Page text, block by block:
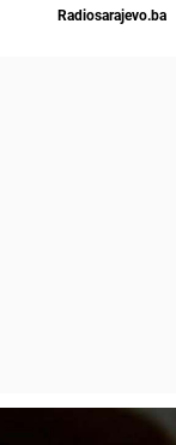
Radiosarajevo.ba